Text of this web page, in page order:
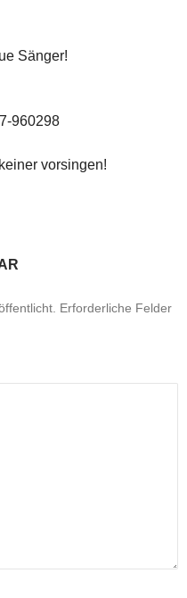
Sänger!
960298
vorsingen!
Erforderliche Felder